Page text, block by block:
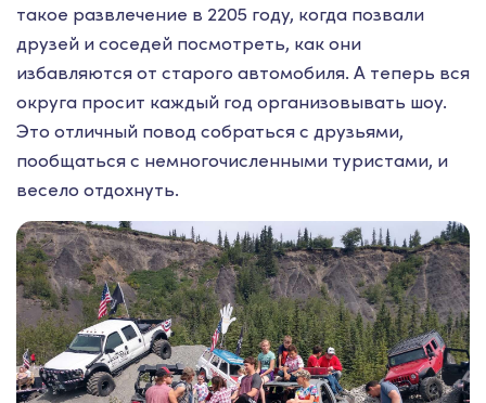
такое развлечение в 2205 году, когда позвали
друзей и соседей посмотреть, как они
избавляются от старого автомобиля. А теперь вся
округа просит каждый год организовывать шоу.
Это отличный повод собраться с друзьями,
пообщаться с немногочисленными туристами, и
весело отдохнуть.